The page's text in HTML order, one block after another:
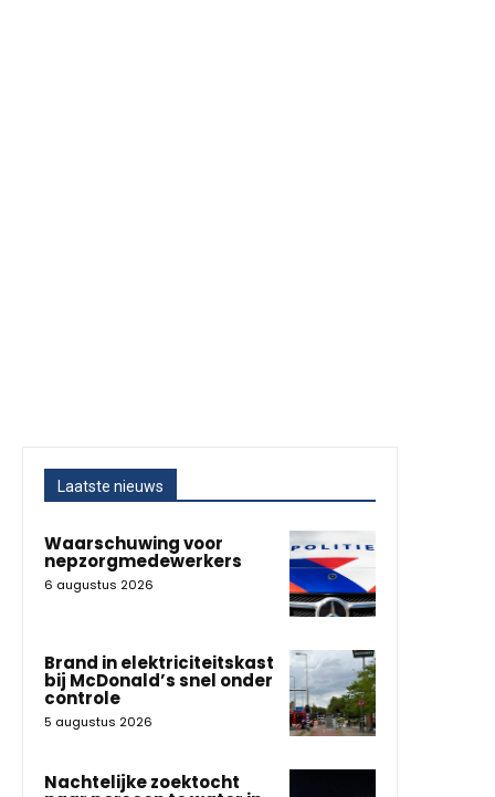
Laatste nieuws
Waarschuwing voor
nepzorgmedewerkers
6 augustus 2026
Brand in elektriciteitskast
bij McDonald’s snel onder
controle
5 augustus 2026
Nachtelijke zoektocht